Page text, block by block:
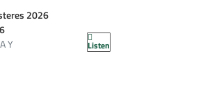
2026
Y
Listen
PÚBLICA